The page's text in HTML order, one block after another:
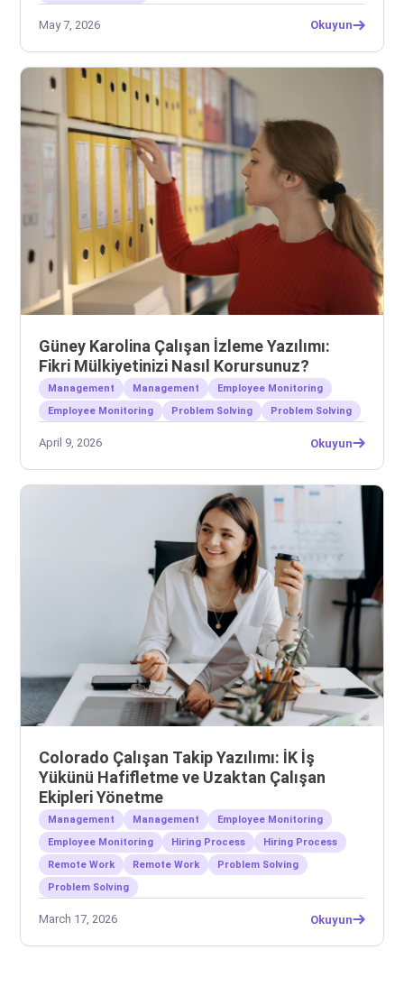
May 7, 2026 Okuyun
Güney Karolina Çalışan İzleme Yazılımı:
Fikri Mülkiyetinizi Nasıl Korursunuz?
Management Management
Employee Monitoring
Employee Monitoring
Problem Solving Problem Solving
April 9, 2026 Okuyun
Colorado Çalışan Takip Yazılımı: İK İş
Yükünü Hafifletme ve Uzaktan Çalışan
Ekipleri Yönetme
Management Management
Employee Monitoring
Employee Monitoring
Hiring Process
Hiring Process
Remote Work
Remote Work
Problem Solving
Problem Solving
March 17, 2026 Okuyun